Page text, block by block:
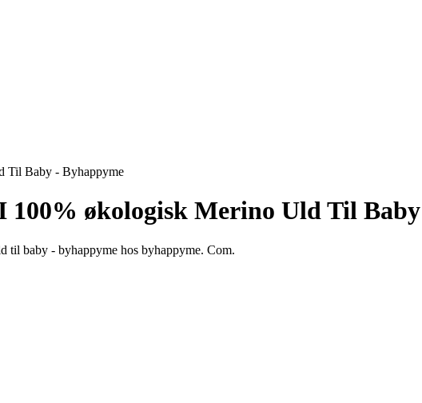
Til Baby - Byhappyme
økologisk Merino Uld Til
til baby - byhappyme hos byhappyme. Com.